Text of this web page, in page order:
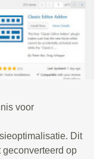
voor
Dit
geconverteerd op